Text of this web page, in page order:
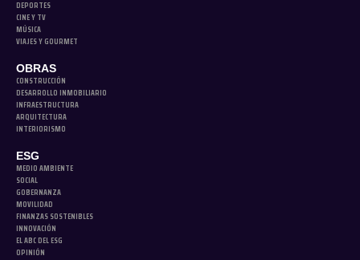
DEPORTES
CINE Y TV
MÚSICA
VIAJES Y GOURMET
OBRAS
CONSTRUCCIÓN
DESARROLLO INMOBILIARIO
INFRAESTRUCTURA
ARQUITECTURA
INTERIORISMO
ESG
MEDIO AMBIENTE
SOCIAL
GOBERNANZA
MOVILIDAD
FINANZAS SOSTENIBLES
INNOVACIÓN
EL ABC DEL ESG
OPINIÓN